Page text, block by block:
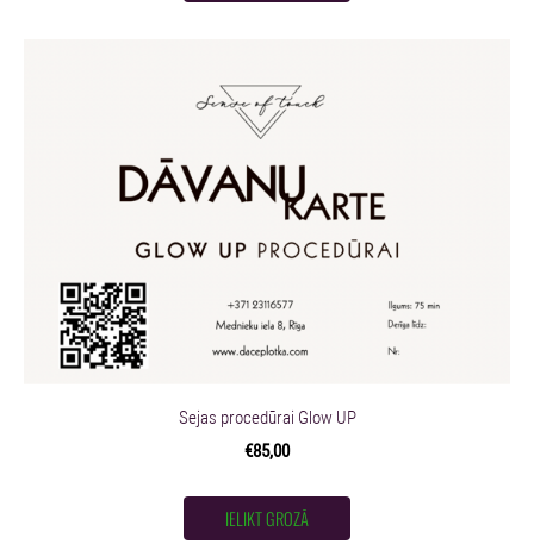
Sejas procedūrai Glow UP
€85,00
IELIKT GROZĀ